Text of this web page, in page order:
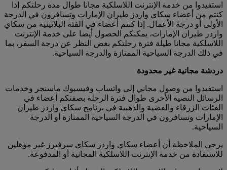
استفيدوا من خدمة الإنترنت اللاسلكية مجانا طوال مدة رحلتكم إذا
كنتم من أعضاء سكاي واردز طيران الإمارات وتسافرون في الدرجة
الأولى أو درجة الأعمال. إذا كنتم أعضاء في الفئة البلاتينية من سكاي
واردز طيران الإمارات، يمكنكم الحصول أيضا على خدمة الإنترنت
اللاسلكية مجانا طيلة فترة رحلتكم بغض النظر عن درجة السفر، بما
في ذلك الدرجة السياحية الممتازة والدرجة السياحية.
دردشة مجانية غير محدودة
استفيدوا من وصول مجاني إلى واتساب وفيسبوك ماسنجر وخدمات
الرسائل النصية الأخرى طوال فترة الرحلة بصفتكم أعضاء في
الفئات الزرقاء والفضية والذهبية في برنامج سكاي واردز طيران
الإمارات وتسافرون في الدرجة السياحية الممتازة أو الدرجة
السياحية.
يرجى الملاحظة أن أعضاء سكاي واردز سكاي سرفيرز غير مؤهلين
للاستفادة من خدمة الإنترنت اللاسلكية المجانية أو المدفوعة.